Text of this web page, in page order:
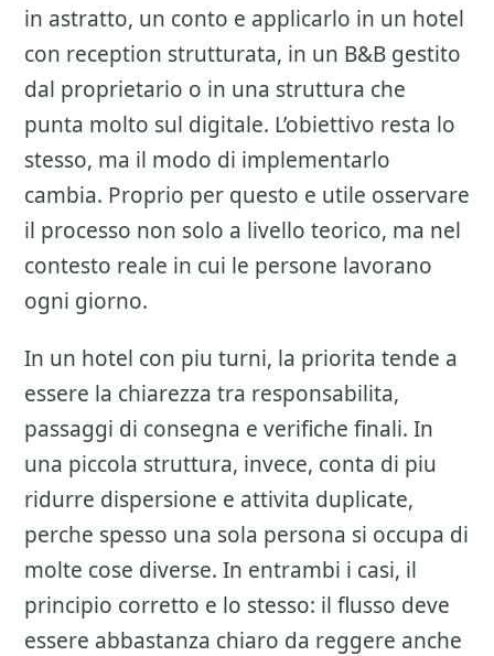
in astratto, un conto e applicarlo in un hotel
con reception strutturata, in un B&B gestito
dal proprietario o in una struttura che
punta molto sul digitale. L’obiettivo resta lo
stesso, ma il modo di implementarlo
cambia. Proprio per questo e utile osservare
il processo non solo a livello teorico, ma nel
contesto reale in cui le persone lavorano
ogni giorno.
In un hotel con piu turni, la priorita tende a
essere la chiarezza tra responsabilita,
passaggi di consegna e verifiche finali. In
una piccola struttura, invece, conta di piu
ridurre dispersione e attivita duplicate,
perche spesso una sola persona si occupa di
molte cose diverse. In entrambi i casi, il
principio corretto e lo stesso: il flusso deve
essere abbastanza chiaro da reggere anche